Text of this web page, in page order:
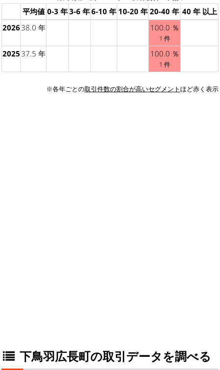
平均値 0-3 年3-6 年6-10 年 10-20 年 20-40 年 40 年 以上
2026 38.0 年 100.0 ％
1 件
2025 37.5 年 100.0 ％
1 件
※各年ごとの取引件数の割合が高いセグメントほど赤く表示
下鳥羽広長町の取引データを調べる